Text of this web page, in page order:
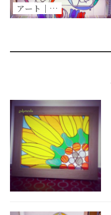
アート｜…